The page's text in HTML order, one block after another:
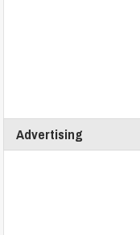
Advertising